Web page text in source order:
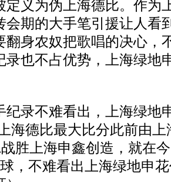
定义为伪上海德比。作为
会期的大手笔引援让人看
翻身农奴把歌唱的决心，
录也不占优势，上海绿地
录不难看出，上海绿地
海德比最大比分此前由
胜上海申鑫创造，就在
，不难看出上海绿地申